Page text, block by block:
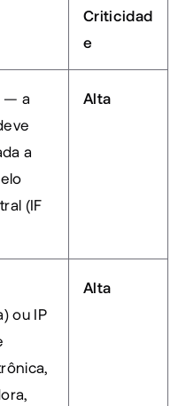
Criticidad
e
— a
a
(IF
Alta
ou IP
Alta